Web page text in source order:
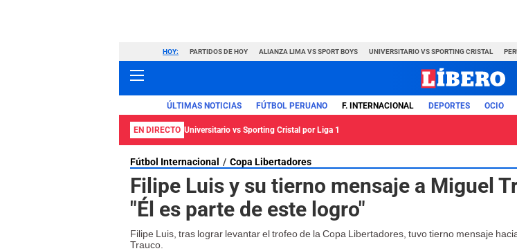
HOY: PARTIDOS DE HOY ALIANZA LIMA VS SPORT BOYS UNIVERSITARIO VS SPORTING CRISTAL
ÚLTIMAS NOTICIAS FÚTBOL PERUANO F. INTERNACIONAL DEPORTES OCIO
EN DIRECTO Universitario vs Sporting Cristal por Liga 1
Fútbol Internacional Copa Libertadores
Filipe Luis y su tierno mensaje a Miguel
"Él es parte de este logro"
Filipe Luis, tras lograr levantar el trofeo de la Copa Libertadores, tuvo tierno mensaje
Trauco.